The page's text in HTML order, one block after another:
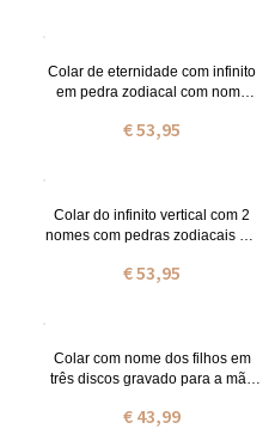
Colar de eternidade com infinito
em pedra zodiacal com nome
€ 53,95
Colar do infinito vertical com 2
nomes com pedras zodiacais em
€ 53,95
Colar com nome dos filhos em
três discos gravado para a mãe
€ 43,99